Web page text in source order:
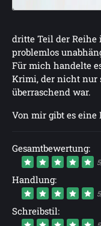
dritte Teil der Reihe
problemlos
Für mich handelte
Krimi, der nicht nur
überraschend war.
Von mir gibt es eine
Gesamtbewertung:
Handlung:
Schreibstil: